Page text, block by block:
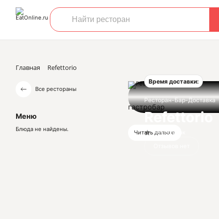
Главная Refettorio
Все рестораны
Меню
Блюда не найдены.
Время доставки:
Ресторан-Бар-Доставка
Refettorio
Нет оценок
гастробар
Читать дальше